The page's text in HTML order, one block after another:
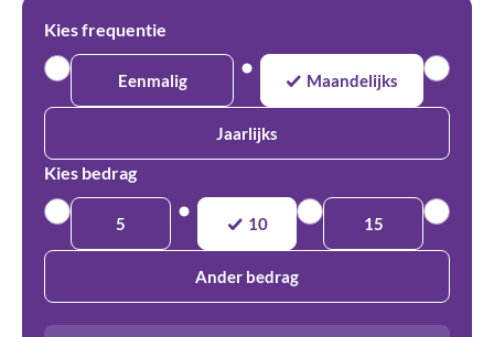
Kies frequentie
Eenmalig Maandelijks
Jaarlijks
Kies bedrag
5 10 15
Ander bedrag